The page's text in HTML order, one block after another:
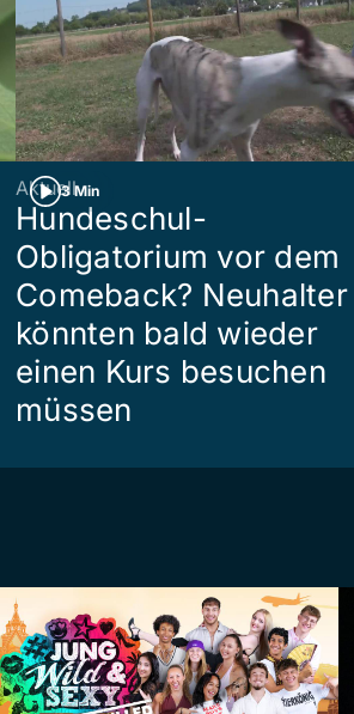
3 Min
Aktuell
Hundeschul-
Obligatorium vor dem
Comeback? Neuhalter
könnten bald wieder
einen Kurs besuchen
müssen